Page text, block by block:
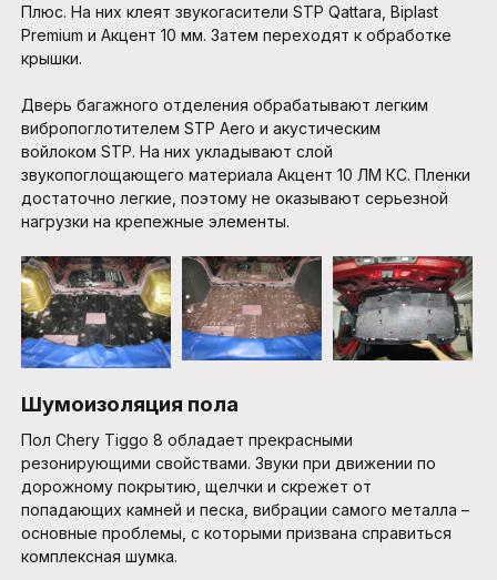
Плюс. На них клеят звукогасители STP Qattara, Biplast
Premium и Акцент 10 мм. Затем переходят к обработке
крышки.
Дверь багажного отделения обрабатывают легким
вибропоглотителем STP Aero и акустическим
войлоком STP. На них укладывают слой
звукопоглощающего материала Акцент 10 ЛМ КС. Пленки
достаточно легкие, поэтому не оказывают серьезной
нагрузки на крепежные элементы.
Шумоизоляция пола
Пол Chery Tiggo 8 обладает прекрасными
резонирующими свойствами. Звуки при движении по
дорожному покрытию, щелчки и скрежет от
попадающих камней и песка, вибрации самого металла –
основные проблемы, с которыми призвана справиться
комплексная шумка.